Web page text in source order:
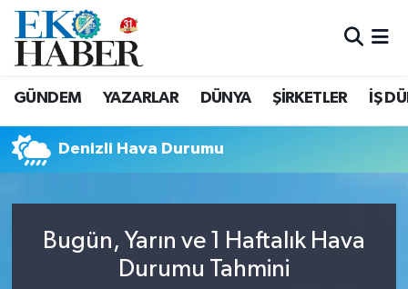
GÜNDEM YAZARLAR DÜNYA ŞİRKETLER İŞ
Denizli Hava Durumu
Bugün, Yarın ve 1 Haftalık Hava
Durumu Tahmini
Hava Durumu
Süper Lig Puan Durumu ve Fikstür
Tüm Manşetler
Son Dakika Haberleri